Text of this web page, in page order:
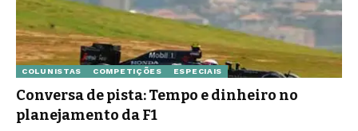
COLUNISTAS COMPETIÇÕES ESPECIAIS
Conversa de pista: Tempo e dinheiro no
planejamento da F1